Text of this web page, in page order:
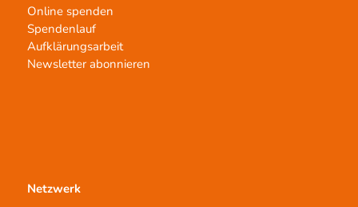
Online spenden
Spendenlauf
Aufklärungsarbeit
Newsletter abonnieren
Netzwerk